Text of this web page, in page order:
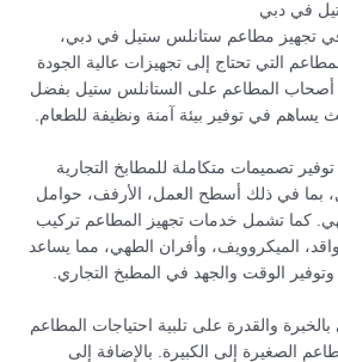
في دبي
تجهيز مطاعم ستانلس ستيل في دبي،
التي تحتاج إلى تجهيزات عالية الجودة
أصحاب المطاعم على الستانلس ستيل بفضل
يساهم في توفير بيئة آمنة ونظيفة للطعام.
تصميمات متكاملة للمطابخ التجارية
بما في ذلك أسطح العمل، الأرفف، حوامل
كما تشمل خدمات تجهيز المطاعم تركيب
الميكروويف، وأفران الطهي، مما يساعد
الوقت والجهد في المطبخ التجاري.
والقدرة على تلبية احتياجات المطاعم
الصغيرة إلى الكبيرة. بالإضافة إلى